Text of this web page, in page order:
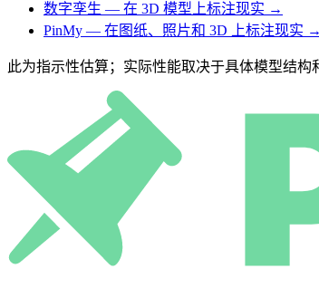
数字孪生 — 在 3D 模型上标注现实 →
PinMy — 在图纸、照片和 3D 上标注现实 →
此为指示性估算；实际性能取决于具体模型结构